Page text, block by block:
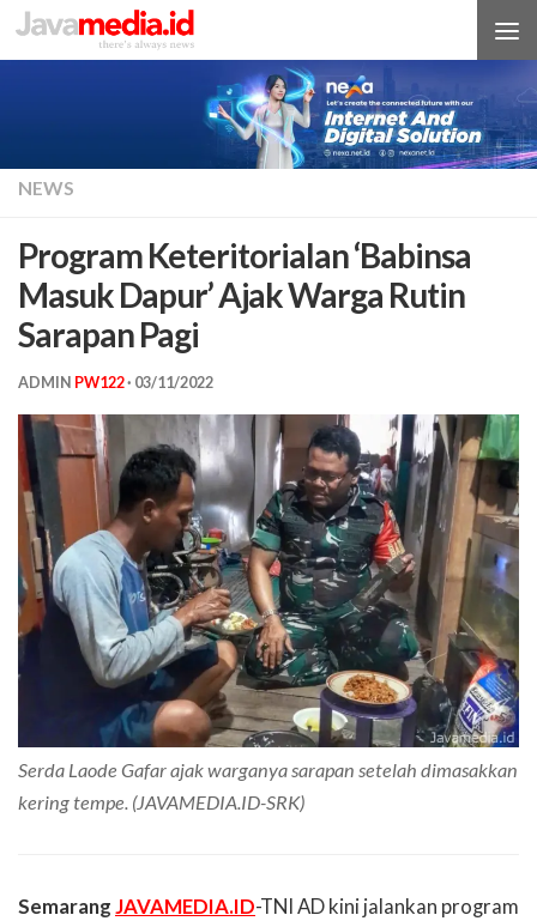
Skip to content
NEWS
Program Keteritorialan ‘Babinsa
Masuk Dapur’ Ajak Warga Rutin
Sarapan Pagi
ADMIN PW122· 03/11/2022
Serda Laode Gafar ajak warganya sarapan setelah dimasakkan
kering tempe. (JAVAMEDIA.ID-SRK)
Semarang JAVAMEDIA.ID-TNI AD kini jalankan program